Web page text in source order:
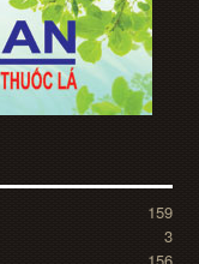
159
3